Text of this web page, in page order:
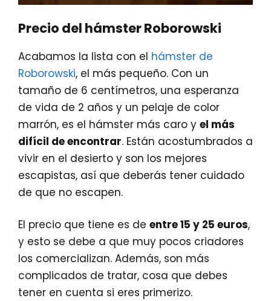
Precio del hámster Roborowski
Acabamos la lista con el hámster de
Roborowski, el más pequeño. Con un
tamaño de 6 centímetros, una esperanza
de vida de 2 años y un pelaje de color
marrón, es el hámster más caro y el más
difícil de encontrar. Están acostumbrados a
vivir en el desierto y son los mejores
escapistas, así que deberás tener cuidado
de que no escapen.
El precio que tiene es de entre 15 y 25 euros,
y esto se debe a que muy pocos criadores
los comercializan. Además, son más
complicados de tratar, cosa que debes
tener en cuenta si eres primerizo.